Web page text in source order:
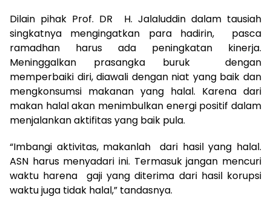
Dilain pihak Prof. DR H. Jalaluddin dalam tausiah
singkatnya mengingatkan para hadirin, pasca
ramadhan harus ada peningkatan kinerja.
Meninggalkan prasangka buruk dengan
memperbaiki diri, diawali dengan niat yang baik dan
mengkonsumsi makanan yang halal. Karena dari
makan halal akan menimbulkan energi positif dalam
menjalankan aktifitas yang baik pula.
“Imbangi aktivitas, makanlah dari hasil yang halal.
ASN harus menyadari ini. Termasuk jangan mencuri
waktu harena gaji yang diterima dari hasil korupsi
waktu juga tidak halal,” tandasnya.